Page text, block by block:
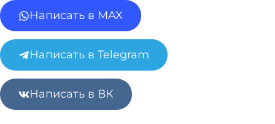
Написать в MAX
Написать в Telegram
Написать в ВК